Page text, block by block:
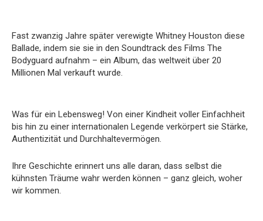
Fast zwanzig Jahre später verewigte Whitney Houston diese
Ballade, indem sie sie in den Soundtrack des Films The
Bodyguard aufnahm – ein Album, das weltweit über 20
Millionen Mal verkauft wurde.
Was für ein Lebensweg! Von einer Kindheit voller Einfachheit
bis hin zu einer internationalen Legende verkörpert sie Stärke,
Authentizität und Durchhaltevermögen.
Ihre Geschichte erinnert uns alle daran, dass selbst die
kühnsten Träume wahr werden können – ganz gleich, woher
wir kommen.